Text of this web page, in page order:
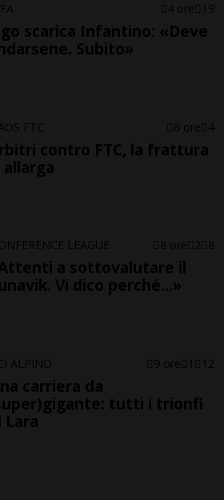
4 ore 19
scarica Infantino: «Deve
Subito»
FTC 6 ore 4
contro FTC, la frattura
allarga
LEAGUE 8 ore 2 8
a sottovalutare il
Vi dico perché...»
ALPINO 9 ore 1 12
carriera da
tutti i trionfi
Lara